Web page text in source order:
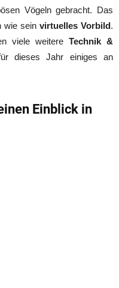
Vögeln gebracht. Das
wie sein virtuelles Vorbild.
viele weitere Technik &
dieses Jahr einiges an
Einblick in